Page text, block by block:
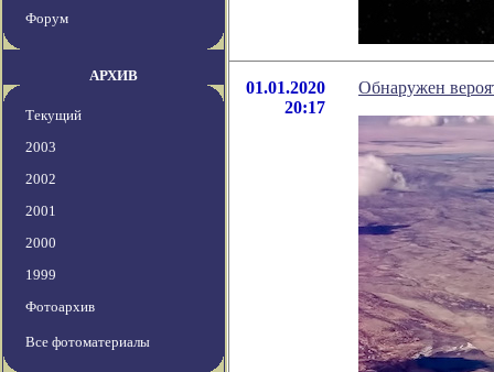
Форум
АРХИВ
Текущий
2003
2002
2001
2000
1999
Фотоархив
Все фотоматериалы
01.01.2020
20:17
Обнаружен